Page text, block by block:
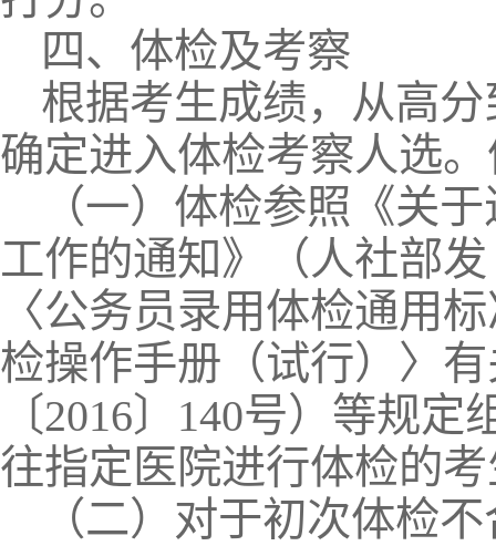
四、体检及考察
根据考生成绩，从高
确定进入体检考察人选
（一）体检参照《关
工作的通知》（人社部
〈公务员录用体检通用
检操作手册（试行）〉
〔2016〕140号）等规
往指定医院进行体检的
（二）对于初次体检